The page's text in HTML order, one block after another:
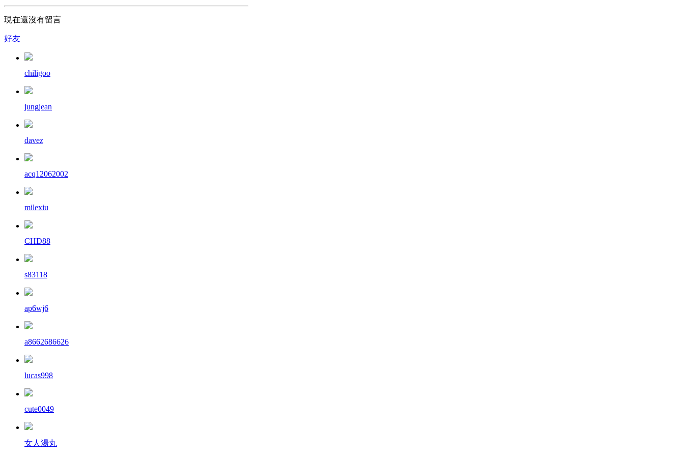
現在還沒有留言
好友
chiligoo
jungjean
davez
acq12062002
milexiu
CHD88
s83118
ap6wj6
a8662686626
lucas998
cute0049
女人湯丸